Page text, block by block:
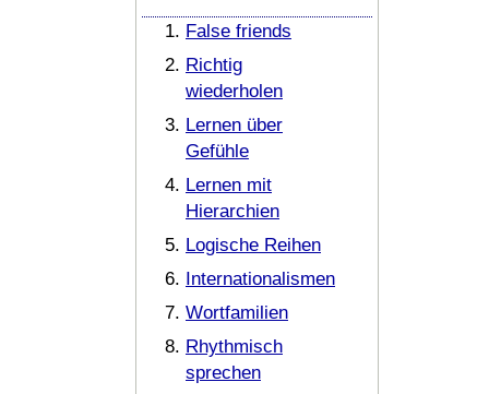
False friends
Richtig
wiederholen
Lernen über
Gefühle
Lernen mit
Hierarchien
Logische Reihen
Internationalismen
Wortfamilien
Rhythmisch
sprechen